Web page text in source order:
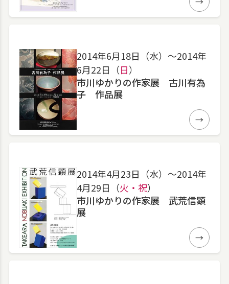
詳細
2014年6月18日（水）〜2014年
6月22日（日）
市川ゆかりの作家展 古川有為
子 作品展
詳細
2014年4月23日（水）〜2014年
4月29日（火・祝）
市川ゆかりの作家展 武荒信顕
展
詳細